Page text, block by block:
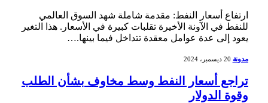
ارتفاع أسعار النفط: مقدمة شاملة شهد السوق العالمي
للنفط في الآونة الأخيرة​ تقلبات كبيرة في الأسعار. هذا التغير
يعود إلى عدة‍ عوامل معقدة تتداخل⁢ فيما بينها.…
مدونة 20 ديسمبر، 2024
تراجع أسعار النفط وسط مخاوف بشأن الطلب
وقوة الدولار